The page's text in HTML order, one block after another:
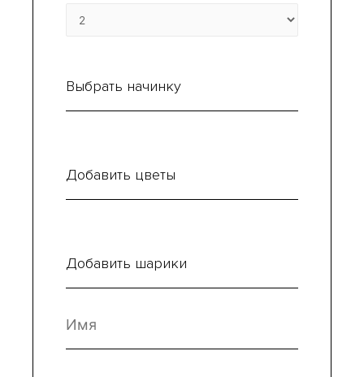
Выбрать начинку
Добавить цветы
Добавить шарики